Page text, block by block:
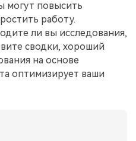
могут повысить
работу.
ли вы исследования,
сводки, хороший
на основе
оптимизирует ваши